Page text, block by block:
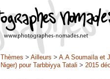
Thèmes > Ailleurs > A.A Soumaïla et
Niger) pour Tarbbiyya Tatali > 2015